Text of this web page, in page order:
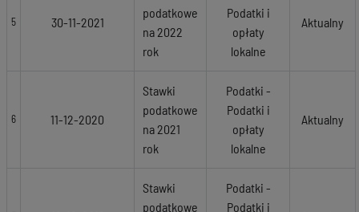
5 30-11-2021
podatkowe
na 2022
rok
Podatki i
opłaty
lokalne
Aktualny
6 11-12-2020
Stawki
podatkowe
na 2021
rok
Podatki -
Podatki i
opłaty
lokalne
Aktualny
Stawki
podatkowe
Podatki -
Podatki i